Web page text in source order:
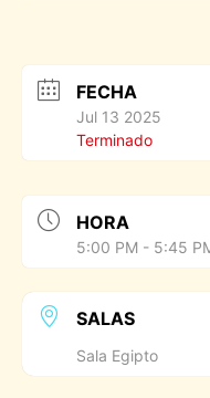
FECHA
Jul 13 2025
Terminado
HORA
5:00 PM - 5:45
SALAS
Sala Egipto